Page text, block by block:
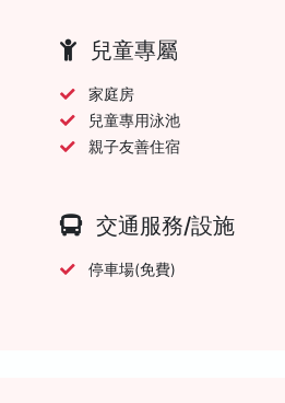
兒童專屬
家庭房
兒童專用泳池
親子友善住宿
交通服務/設施
停車場(免費)